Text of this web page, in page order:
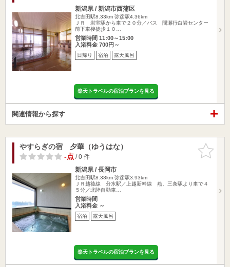
新潟県 / 新潟市西蒲区
北吉田駅8.33km 弥彦駅4.36km
ＪＲ 岩室駅から車で２０分／バス 間瀬行白岩センター
前下車後徒歩１０…
営業時間 11:00～15:00
入浴料金 700円～
日帰り 宿泊 露天風呂
楽天トラベルの宿泊プランを見る
関連情報から探す
お気に入
りに追加
やすらぎの宿 夕華（ゆうはな）
-点/ 0 件
新潟県 / 長岡市
北吉田駅8.38km 弥彦駅3.93km
ＪＲ越後線 分水駅／上越新幹線 燕、三条駅より車で４
５分／北陸自動車…
営業時間
入浴料金 ～
宿泊 露天風呂
楽天トラベルの宿泊プランを見る